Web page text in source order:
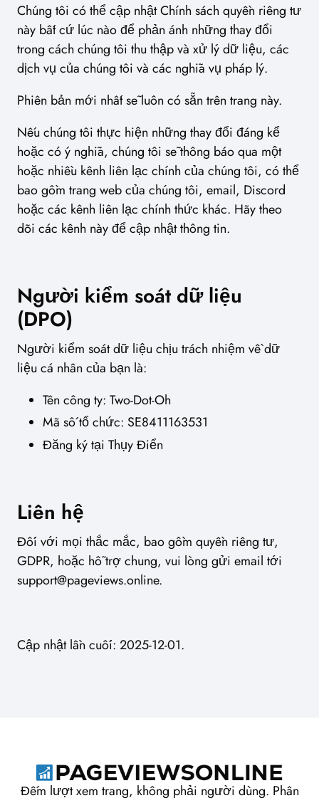
Chúng tôi có thể cập nhật Chính sách quyền riêng tư
này bất cứ lúc nào để phản ánh những thay đổi
trong cách chúng tôi thu thập và xử lý dữ liệu, các
dịch vụ của chúng tôi và các nghĩa vụ pháp lý.
Phiên bản mới nhất sẽ luôn có sẵn trên trang này.
Nếu chúng tôi thực hiện những thay đổi đáng kể
hoặc có ý nghĩa, chúng tôi sẽ thông báo qua một
hoặc nhiều kênh liên lạc chính của chúng tôi, có thể
bao gồm trang web của chúng tôi, email, Discord
hoặc các kênh liên lạc chính thức khác. Hãy theo
dõi các kênh này để cập nhật thông tin.
Người kiểm soát dữ liệu
(DPO)
Người kiểm soát dữ liệu chịu trách nhiệm về dữ
liệu cá nhân của bạn là:
Tên công ty: Two-Dot-Oh
Mã số tổ chức: SE8411163531
Đăng ký tại Thụy Điển
Liên hệ
Đối với mọi thắc mắc, bao gồm quyền riêng tư,
GDPR, hoặc hỗ trợ chung, vui lòng gửi email tới
support@pageviews.online.
Cập nhật lần cuối: 2025-12-01.
Đếm lượt xem trang, không phải người dùng. Phân